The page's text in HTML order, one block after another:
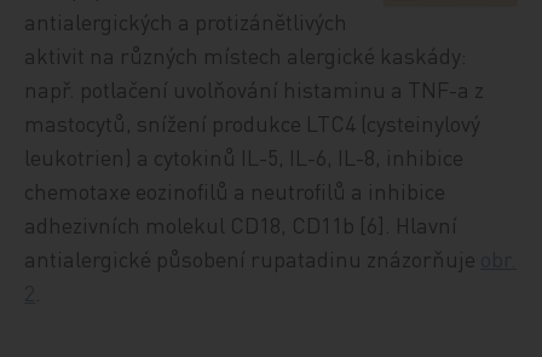
antialergických a protizánětlivých
aktivit na různých místech alergické kaskády:
např. potlačení uvolňování histaminu a TNF-a z
mastocytů, snížení produkce LTC4 (cysteinylový
leukotrien) a cytokinů IL-5, IL-6, IL-8, inhibice
chemotaxe eozinofilů a neutrofilů a inhibice
adhezivních molekul CD18, CD11b [6]. Hlavní
antialergické působení rupatadinu znázorňuje